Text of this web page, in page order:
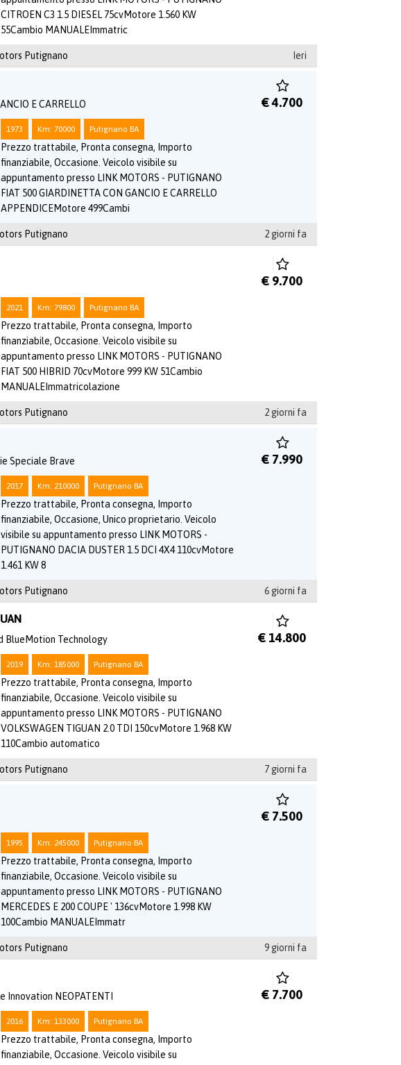
CITROEN C3 1.5 DIESEL 75cvMotore 1.560 KW
55Cambio MANUALEImmatric
Putignano Ieri
E CARRELLO
1973 Km: 70000 Putignano BA
Prezzo trattabile, Pronta consegna, Importo
finanziabile, Occasione. Veicolo visibile su
appuntamento presso LINK MOTORS - PUTIGNANO
FIAT 500 GIARDINETTA CON GANCIO E CARRELLO
APPENDICEMotore 499Cambi
€ 4.700
Putignano 2 giorni fa
2021 Km: 79800 Putignano BA
Prezzo trattabile, Pronta consegna, Importo
finanziabile, Occasione. Veicolo visibile su
appuntamento presso LINK MOTORS - PUTIGNANO
FIAT 500 HIBRID 70cvMotore 999 KW 51Cambio
MANUALEImmatricolazione
€ 9.700
Putignano 2 giorni fa
Speciale Brave
2017 Km: 210000 Putignano BA
Prezzo trattabile, Pronta consegna, Importo
finanziabile, Occasione, Unico proprietario. Veicolo
visibile su appuntamento presso LINK MOTORS -
PUTIGNANO DACIA DUSTER 1.5 DCI 4X4 110cvMotore
1.461 KW 8
€ 7.990
Putignano 6 giorni fa
BlueMotion Technology
2019 Km: 185000 Putignano BA
Prezzo trattabile, Pronta consegna, Importo
finanziabile, Occasione. Veicolo visibile su
appuntamento presso LINK MOTORS - PUTIGNANO
VOLKSWAGEN TIGUAN 2.0 TDI 150cvMotore 1.968 KW
110Cambio automatico
€ 14.800
Putignano 7 giorni fa
1995 Km: 245000 Putignano BA
Prezzo trattabile, Pronta consegna, Importo
finanziabile, Occasione. Veicolo visibile su
appuntamento presso LINK MOTORS - PUTIGNANO
MERCEDES E 200 COUPE ' 136cvMotore 1.998 KW
100Cambio MANUALEImmatr
€ 7.500
Putignano 9 giorni fa
Innovation NEOPATENTI
2016 Km: 133000 Putignano BA
Prezzo trattabile, Pronta consegna, Importo
finanziabile, Occasione. Veicolo visibile su
€ 7.700